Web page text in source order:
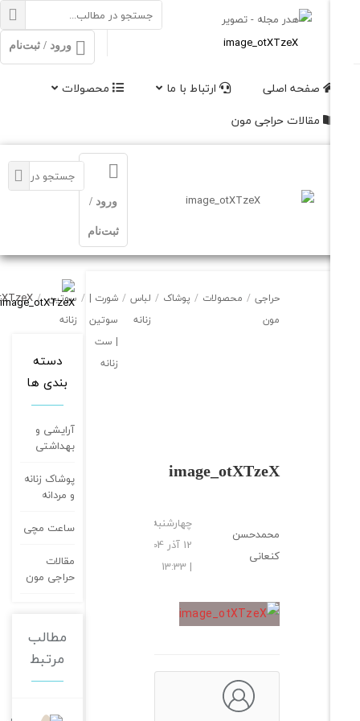
ورود / ثبت‌نام
اصلی ارتباط با ما
محصولات
حراجی مون
محصولات / پوشاک / لباس / شورت |
سوتین
/ سوتین
زنانه
چیچک
ملانژ
/
image_otXTzeX
image_otXTzeX
محمدحسن
دسته
پوشاک زنانه
ساعت مچی
حراجی مون